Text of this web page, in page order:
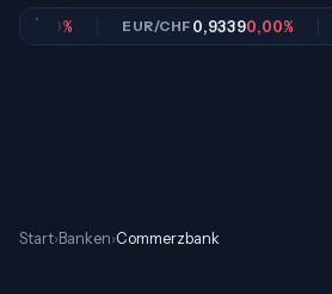
0,00% EUR/CHF0,93390,00%
Start›Banken›Commerzbank